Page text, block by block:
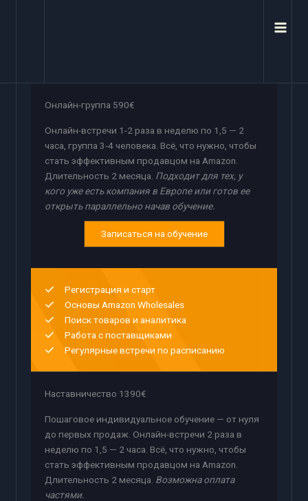
Онлайн-группа 590€
Онлайн-встречи 1-2 раза в неделю по 1,5 — 2
часа, группа 3-4 человека. Всё, что нужно, чтобы
стать эффективным продавцом на Amazon.
Длительность 2 месяца. Подходит для тех, у
кого уже есть компания в Европе или готов ее
открыть параллельно начав обучение.
Записаться на обучение
Регистрация и старт
Основы Amazon Wholesales
Поиск товаров и аналитика
Работа с поставщиками
Регулярные встречи по расписанию
Наставничество 1390€
Пошаговое индивидуальное обучение — от нуля
до первых продаж. Онлайн-встречи 2 раза в
неделю по 1,5 — 2 часа. Всё, что нужно, чтобы
стать эффективным продавцом на Amazon.
Длительность 2 месяца. Возможна оплата
частями.